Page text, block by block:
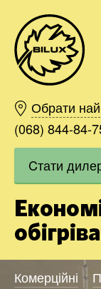
Обрати
(068) 844-84-
Cтати
Комерційні
Київ
Харків
Одесса
Дніпро
Івано-
Львів
Область